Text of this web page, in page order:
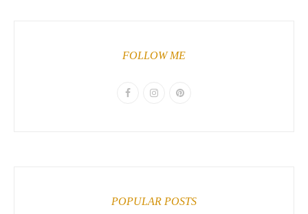
FOLLOW ME
POPULAR POSTS